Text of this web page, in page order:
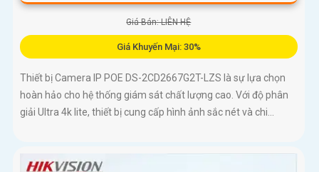
Giá Bán: LIÊN HỆ
Giá Khuyến Mại: 30%
Thiết bị Camera IP POE DS-2CD2667G2T-LZS là sự lựa chọn
hoàn hảo cho hệ thống giám sát chất lượng cao. Với độ phân
giải Ultra 4k lite, thiết bị cung cấp hình ảnh sắc nét và chi...